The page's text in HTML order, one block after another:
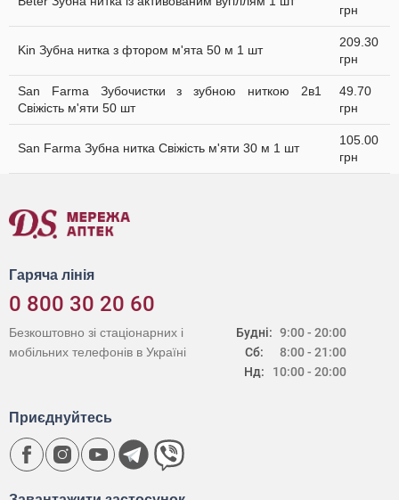
грн
Kin Зубна нитка з фтором м'ята 50 м 1 шт
209.30
грн
San Farma Зубочистки з зубною ниткою 2в1
Свіжість м'яти 50 шт
49.70
грн
San Farma Зубна нитка Свіжість м'яти 30 м 1 шт
105.00
грн
Гаряча лінія
0 800 30 20 60
Будні:
Сб:
Нд:
9:00 - 20:00
8:00 - 21:00
10:00 - 20:00
Безкоштовно зі стаціонарних і
мобільних телефонів в Україні
Приєднуйтесь